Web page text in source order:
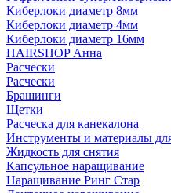
Киберлоки диаметр 8мм
Киберлоки диаметр 4мм
Киберлоки диаметр 16мм
HAIRSHOP Анна
Расчески
Расчески
Брашинги
Щетки
Расческа для канекалона
Инструменты и материалы
Жидкость для снятия
Капсульное наращивание
Наращивание Ринг Стар